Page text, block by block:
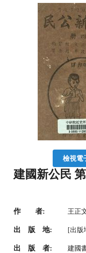
檢視電
建國新公民
作 者: 王正
出 版 地: [出版
出 版 者: 建國